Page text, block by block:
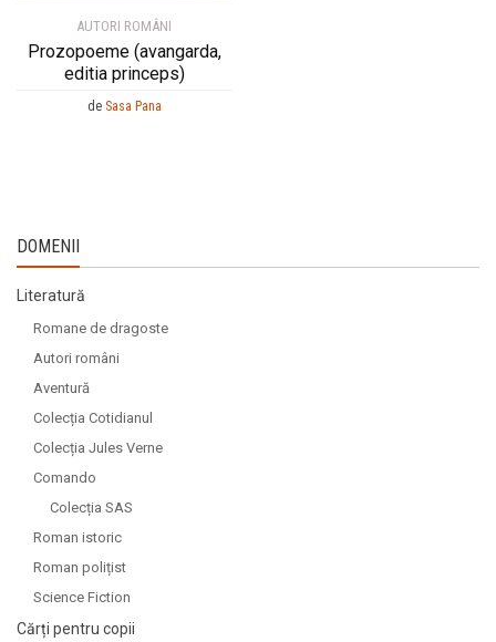
AUTORI ROMÂNI
Prozopoeme (avangarda,
editia princeps)
de Sasa Pana
DOMENII
Literatură
Romane de dragoste
Autori români
Aventură
Colecția Cotidianul
Colecția Jules Verne
Comando
Colecția SAS
Roman istoric
Roman polițist
Science Fiction
Cărți pentru copii